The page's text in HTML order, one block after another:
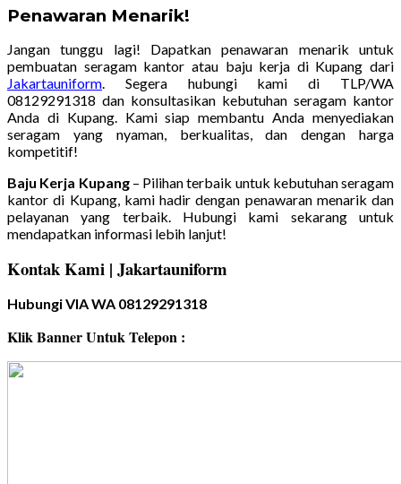
Penawaran Menarik!
Jangan tunggu lagi! Dapatkan penawaran menarik untuk
pembuatan seragam kantor atau baju kerja di Kupang dari
Jakartauniform. Segera hubungi kami di TLP/WA
08129291318 dan konsultasikan kebutuhan seragam kantor
Anda di Kupang. Kami siap membantu Anda menyediakan
seragam yang nyaman, berkualitas, dan dengan harga
kompetitif!
Baju Kerja Kupang– Pilihan terbaik untuk kebutuhan seragam
kantor di Kupang, kami hadir dengan penawaran menarik dan
pelayanan yang terbaik. Hubungi kami sekarang untuk
mendapatkan informasi lebih lanjut!
Kontak Kami | Jakartauniform
Hubungi VIA WA 08129291318
Klik Banner Untuk Telepon :